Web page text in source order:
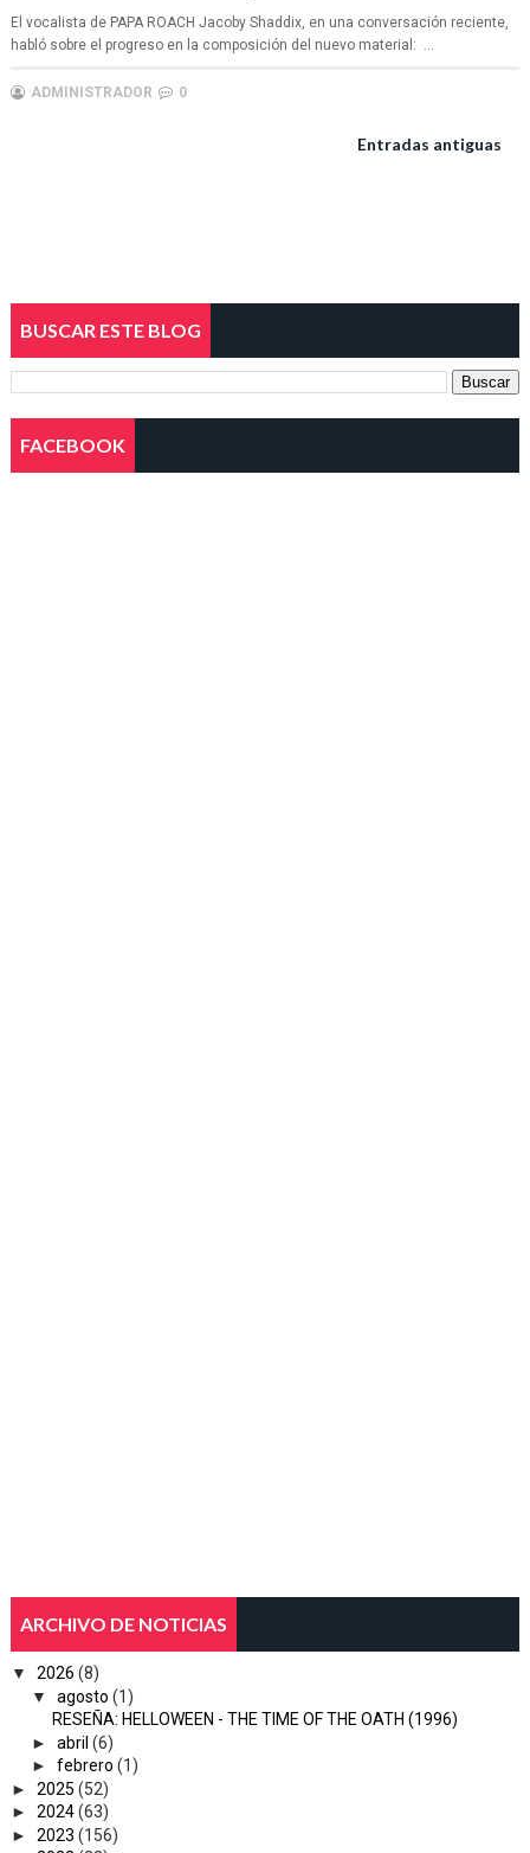
El vocalista de PAPA ROACH Jacoby Shaddix, en una conversación reciente,
habló sobre el progreso en la composición del nuevo material: ...
ADMINISTRADOR 0
Entradas antiguas
BUSCAR ESTE BLOG
FACEBOOK
ARCHIVO DE NOTICIAS
▼ 2026 (8)
▼
agosto (1)
RESEÑA: HELLOWEEN - THE TIME OF THE OATH (1996)
► abril (6)
► febrero (1)
► 2025 (52)
► 2024(63)
► 2023 (156)